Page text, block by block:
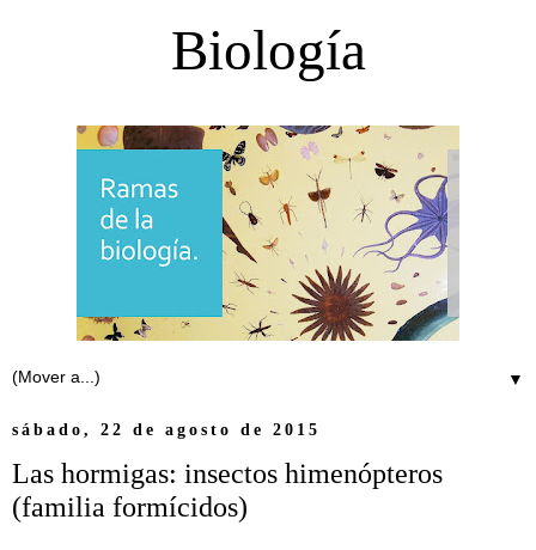
Biología
▼
sábado, 22 de agosto de 2015
Las hormigas: insectos himenópteros
(familia formícidos)